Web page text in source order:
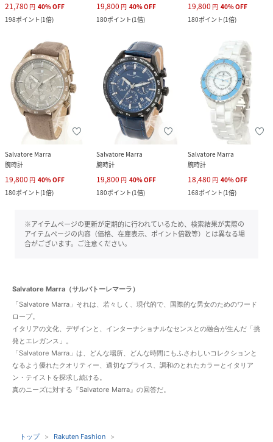
21,780 円 40%OFF
198ポイント(1倍)
19,800 円 40%OFF
180ポイント(1倍)
19,800 円 40%OFF
180ポイント(1倍)
Salvatore Marra
腕時計
19,800 円 40%OFF
180ポイント(1倍)
Salvatore Marra
腕時計
19,800 円 40%OFF
180ポイント(1倍)
Salvatore Marra
腕時計
18,480 円 40%OFF
168ポイント(1倍)
※アイテムページの更新が定期的に行われているため、検索結果が実際の
アイテムページの内容（価格、在庫表示、ポイント倍数等）とは異なる場
合がございます。ご注意ください。
Salvatore Marra（サルバトーレマーラ）
「Salvatore Marra」それは、若々しく、現代的で、国際的な男女のためのワード
ロープ。
イタリアの文化、デザインと、インターナショナルなセンスとの融合が生んだ「挑
発とエレガンス」。
「Salvatore Marra」は、どんな場所、どんな時間にもふさわしいコレクションと
なるよう優れたクオリティー、適切なプライス、調和のとれたカラーとイタリア
ン・テイストを探求し続ける。
真のニーズに対する『Salvatore Marra』の回答だ。
トップ
Rakuten Fashion